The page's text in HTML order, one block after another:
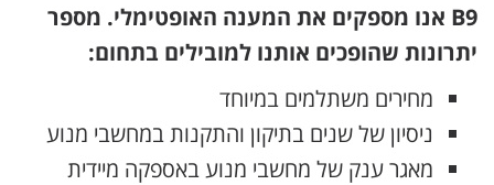
B9 אנו מספקים את המענה האופטימלי. מספר
יתרונות שהופכים אותנו למובילים בתחום:
מחירים משתלמים במיוחד
ניסיון של שנים בתיקון והתקנות במחשבי מנוע
מאגר ענק של מחשבי מנוע באספקה מיידית